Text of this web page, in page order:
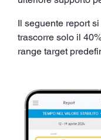
Il seguente report
trascorre solo il
range target